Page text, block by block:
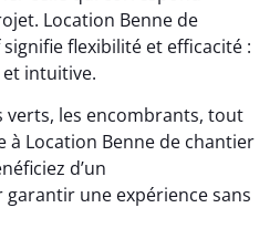
Location Benne de
flexibilité et efficacité :
intuitive.
verts, les encombrants, tout
à Location Benne de chantier
d’un
une expérience sans